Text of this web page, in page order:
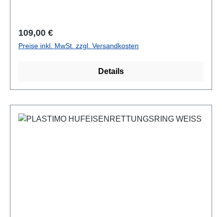
Regulärer Preis:
109,00 €
Preise inkl. MwSt. zzgl. Versandkosten
Details